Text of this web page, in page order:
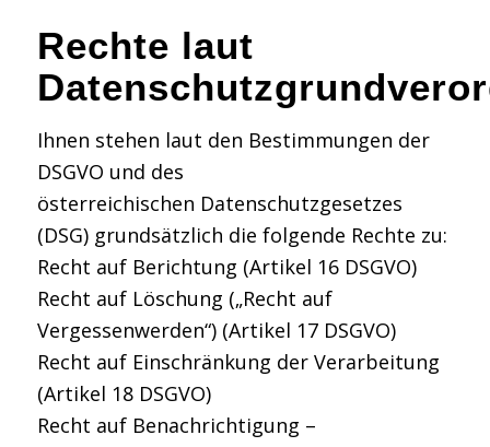
Rechte laut
Ihnen stehen laut den Bestimmungen der
DSGVO und des
österreichischen Datenschutzgesetzes
(DSG) grundsätzlich die folgende Rechte zu:
Recht auf Berichtung (Artikel 16 DSGVO)
Recht auf Löschung („Recht auf
Vergessenwerden“) (Artikel 17 DSGVO)
Recht auf Einschränkung der Verarbeitung
(Artikel 18 DSGVO)
Recht auf Benachrichtigung –